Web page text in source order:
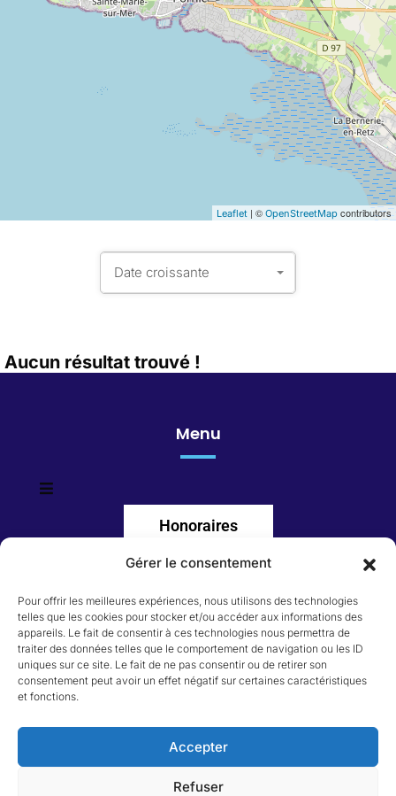
Gérer le consentement
Pour offrir les meilleures expériences, nous utilisons des technologies
telles que les cookies pour stocker et/ou accéder aux informations des
appareils. Le fait de consentir à ces technologies nous permettra de
traiter des données telles que le comportement de navigation ou les ID
uniques sur ce site. Le fait de ne pas consentir ou de retirer son
consentement peut avoir un effet négatif sur certaines caractéristiques
et fonctions.
Accepter
Refuser
Leaflet | © OpenStreetMap contributors
Date croissante
Aucun résultat trouvé !
Menu
Honoraires
Catégorie du bien
Appartement
Immeuble
Local commercial
Maison
Terrain